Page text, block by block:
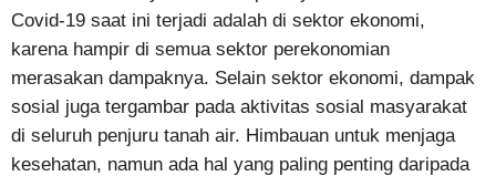
Covid-19 saat ini terjadi adalah di sektor ekonomi,
karena hampir di semua sektor perekonomian
merasakan dampaknya. Selain sektor ekonomi, dampak
sosial juga tergambar pada aktivitas sosial masyarakat
di seluruh penjuru tanah air. Himbauan untuk menjaga
kesehatan, namun ada hal yang paling penting daripada